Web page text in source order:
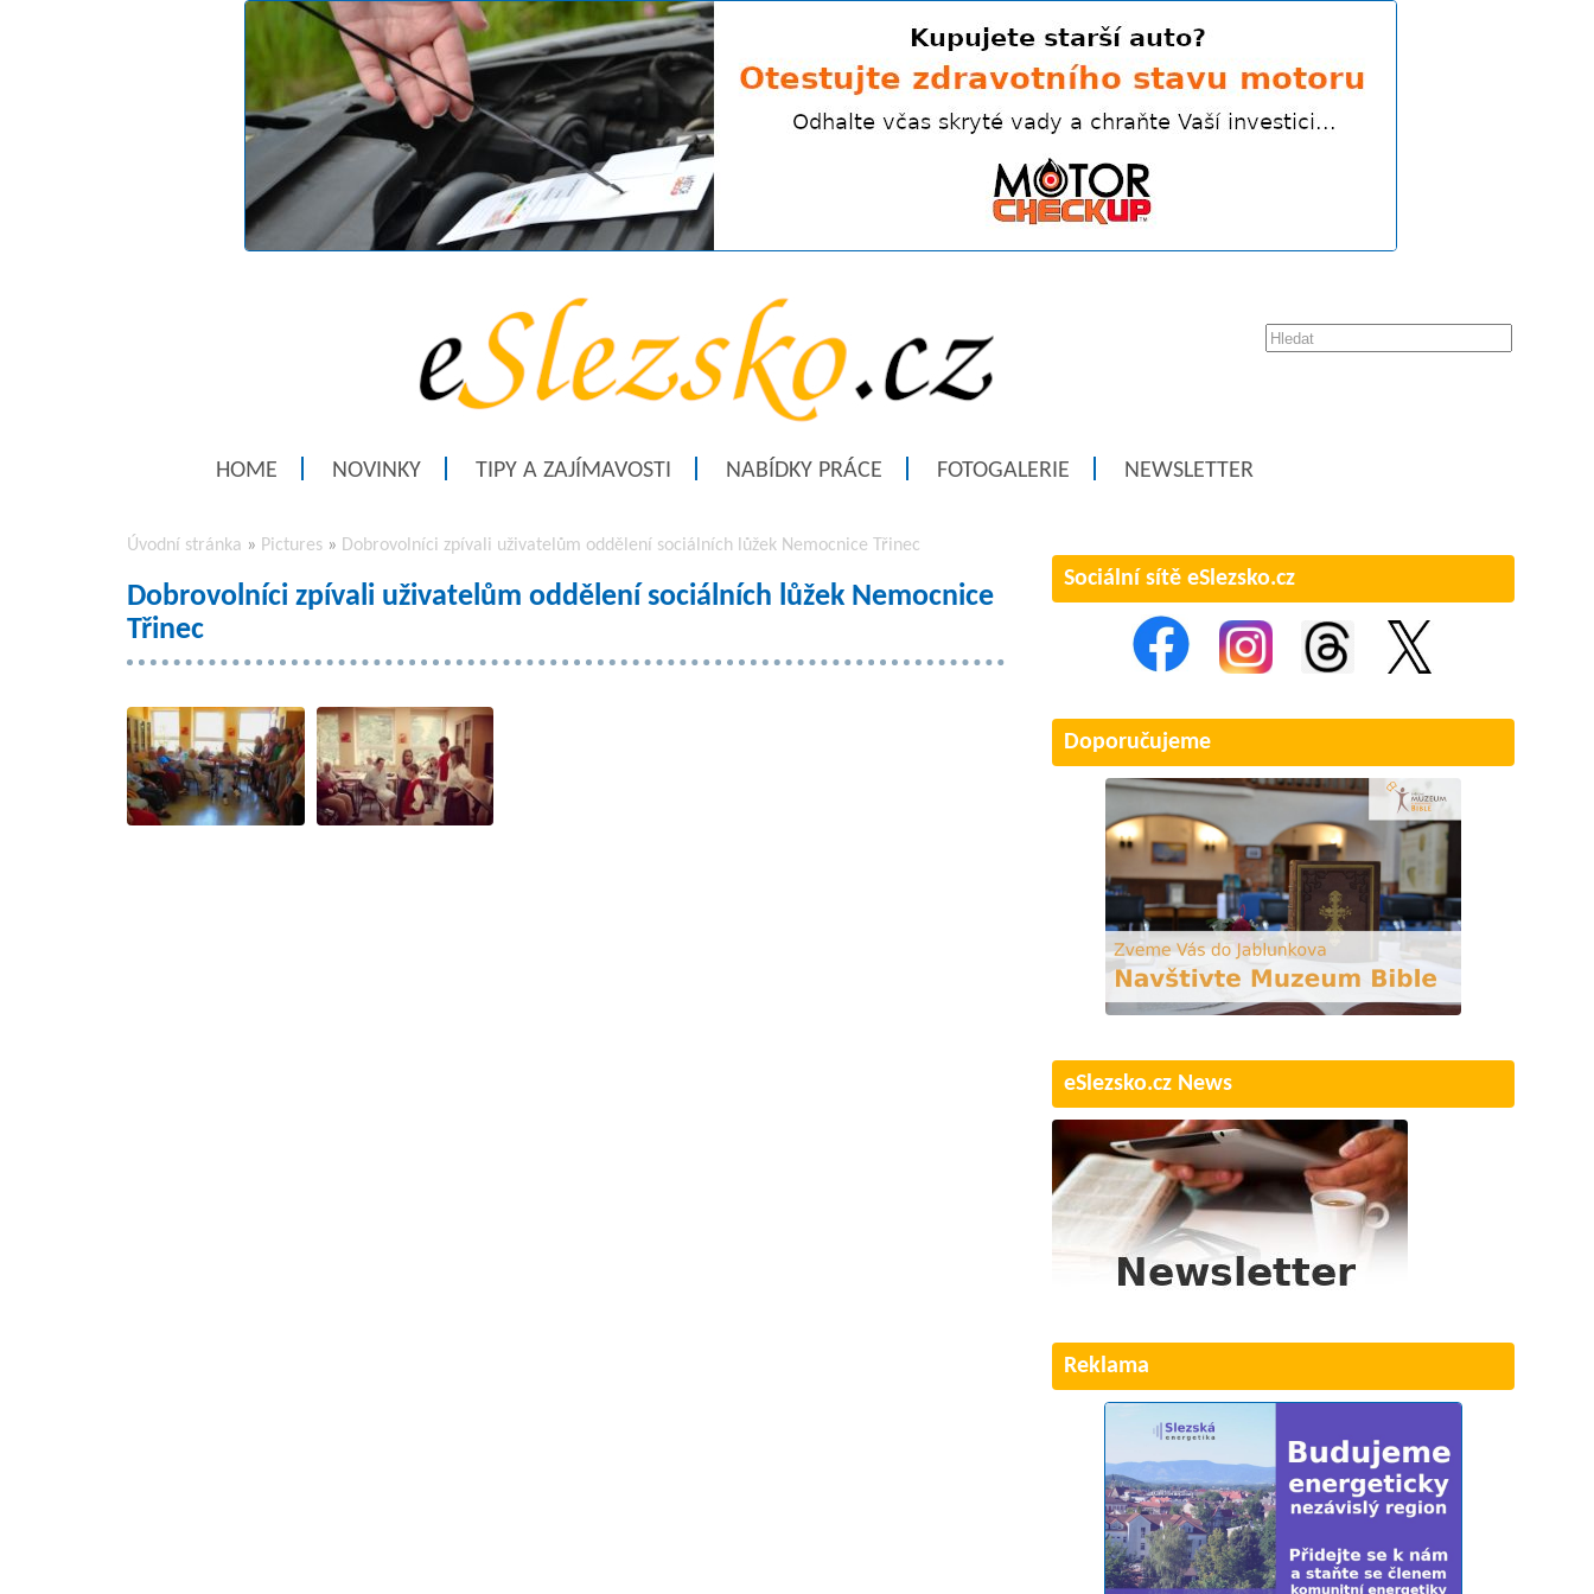
HOME NOVINKY TIPY A ZAJÍMAVOSTI NABÍDKY PRÁCE FOTOGALERIE NEWSLETTER
Úvodní stránka » Pictures » Dobrovolníci zpívali uživatelům oddělení sociálních lůžek Nemocnice Třinec
Dobrovolníci zpívali uživatelům oddělení sociálních lůžek Nemocnice
Třinec
Sociální sítě eSlezsko.cz
Doporučujeme
eSlezsko.cz News
Reklama